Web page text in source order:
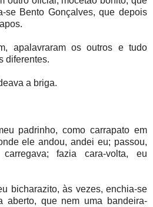
se Bento Gonçalves, que depois
apalavraram os outros e tudo
diferentes.
a briga.
padrinho, como carrapato em
ele andou, andei eu; passou,
fazia cara-volta, eu
bicharazito, às vezes, enchia-se
aberto, que nem uma bandeira-